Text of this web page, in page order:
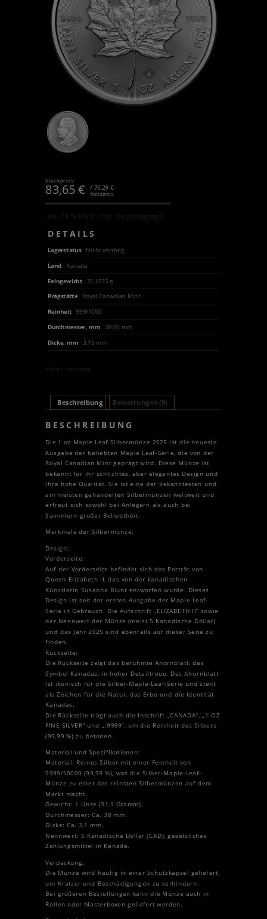
Stückpreis:
83,65€ / 70,29 €
Nettopreis
inkl. 19 % MwSt. zzgl.Versandkosten
DETAILS
Lagerstatus
Nicht vorrätig
Land
Kanada
Feingewicht
31,1035 g
Prägstätte
Royal Canadian Mint
Reinheit 999/1000
Durchmesser, mm
38,00 mm
Dicke, mm
3,15 mm
Nicht vorrätig
Beschreibung Bewertungen (0)
BESCHREIBUNG
Die 1 oz Maple Leaf Silbermünze 2025 ist die neueste
Ausgabe der beliebten Maple Leaf-Serie, die von der
Royal Canadian Mint geprägt wird. Diese Münze ist
bekannt für ihr schlichtes, aber elegantes Design und
ihre hohe Qualität. Sie ist eine der bekanntesten und
am meisten gehandelten Silbermünzen weltweit und
erfreut sich sowohl bei Anlegern als auch bei
Sammlern großer Beliebtheit.
Merkmale der Silbermünze:
Design:
Vorderseite:
Auf der Vorderseite befindet sich das Porträt von
Queen Elizabeth II, das von der kanadischen
Künstlerin Susanna Blunt entworfen wurde. Dieses
Design ist seit der ersten Ausgabe der Maple Leaf-
Serie in Gebrauch. Die Aufschrift „ELIZABETH II“ sowie
der Nennwert der Münze (meist 5 Kanadische Dollar)
und das Jahr 2025 sind ebenfalls auf dieser Seite zu
finden.
Rückseite:
Die Rückseite zeigt das berühmte Ahornblatt, das
Symbol Kanadas, in hoher Detailtreue. Das Ahornblatt
ist ikonisch für die Silber-Maple-Leaf-Serie und steht
als Zeichen für die Natur, das Erbe und die Identität
Kanadas.
Die Rückseite trägt auch die Inschrift „CANADA“, „1 OZ
FINE SILVER“ und „.9999“, um die Reinheit des Silbers
(99,99 %) zu betonen.
Material und Spezifikationen:
Material: Reines Silber mit einer Feinheit von
9999/10000 (99,99 %), was die Silber-Maple-Leaf-
Münze zu einer der reinsten Silbermünzen auf dem
Markt macht.
Gewicht: 1 Unze (31,1 Gramm).
Durchmesser: Ca. 38 mm.
Dicke: Ca. 3,1 mm.
Nennwert: 5 Kanadische Dollar (CAD), gesetzliches
Zahlungsmittel in Kanada.
Verpackung:
Die Münze wird häufig in einer Schutzkapsel geliefert,
um Kratzer und Beschädigungen zu verhindern.
Bei größeren Bestellungen kann die Münze auch in
Rollen oder Masterboxen geliefert werden.